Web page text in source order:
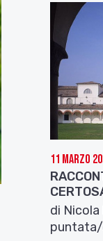
11 Marzo
di Nicola
puntata/